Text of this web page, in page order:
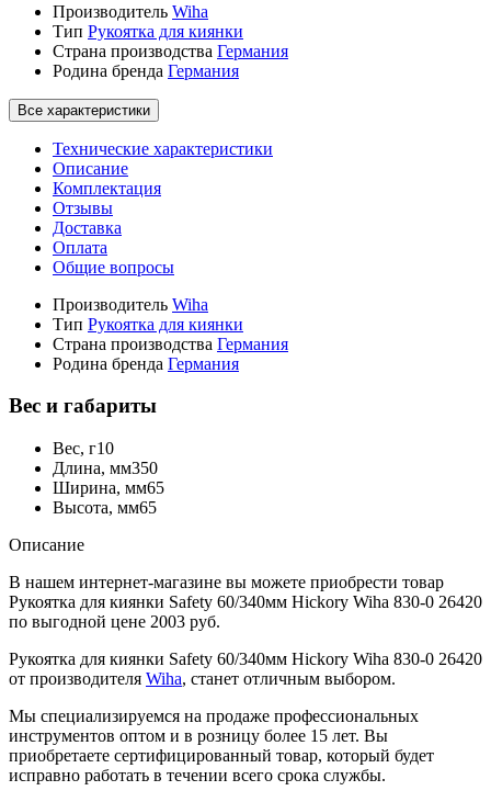
Производитель Wiha
Тип Рукоятка для киянки
Страна производства Германия
Родина бренда Германия
Все характеристики
Технические характеристики
Описание
Комплектация
Отзывы
Доставка
Оплата
Общие вопросы
Производитель Wiha
Тип Рукоятка для киянки
Страна производства Германия
Родина бренда Германия
Вес и габариты
Вес, г10
Длина, мм350
Ширина, мм65
Высота, мм65
Описание
В нашем интернет-магазине вы можете приобрести товар
Рукоятка для киянки Safety 60/340мм Hickory Wiha 830-0 26420
по выгодной цене 2003 руб.
Рукоятка для киянки Safety 60/340мм Hickory Wiha 830-0 26420
от производителя Wiha, станет отличным выбором.
Мы специализируемся на продаже профессиональных
инструментов оптом и в розницу более 15 лет. Вы
приобретаете сертифицированный товар, который будет
исправно работать в течении всего срока службы.